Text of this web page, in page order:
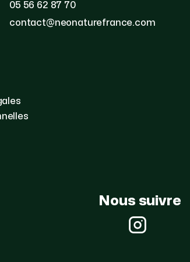
05 56 62 87 70
contact@neonaturefrance.com
Nous suivre
Instagram